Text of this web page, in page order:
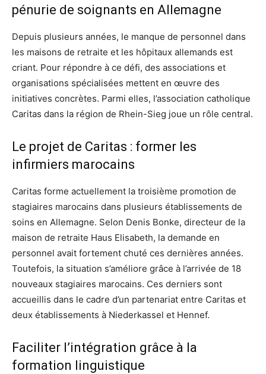
pénurie de soignants en Allemagne
Depuis plusieurs années, le manque de personnel dans
les maisons de retraite et les hôpitaux allemands est
criant. Pour répondre à ce défi, des associations et
organisations spécialisées mettent en œuvre des
initiatives concrètes. Parmi elles, l’association catholique
Caritas dans la région de Rhein-Sieg joue un rôle central.
Le projet de Caritas : former les
infirmiers marocains
Caritas forme actuellement la troisième promotion de
stagiaires marocains dans plusieurs établissements de
soins en Allemagne. Selon Denis Bonke, directeur de la
maison de retraite Haus Elisabeth, la demande en
personnel avait fortement chuté ces dernières années.
Toutefois, la situation s’améliore grâce à l’arrivée de 18
nouveaux stagiaires marocains. Ces derniers sont
accueillis dans le cadre d’un partenariat entre Caritas et
deux établissements à Niederkassel et Hennef.
Faciliter l’intégration grâce à la
formation linguistique